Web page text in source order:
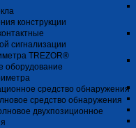
конструкции
сигнализации
TREZOR®
оборудование
средство обнаружения
средство обнаружения
двухпозиционное